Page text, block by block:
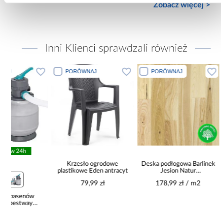
Zobacz więcej >
Inni Klienci sprawdzali również
PORÓWNAJ
Krzesło ogrodowe
plastikowe Eden antracyt
PORÓWNAJ
Deska podłogowa Barlinek
Jesion Natur
178,99 zł / m2